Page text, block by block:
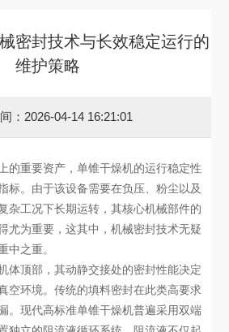
密封技术与长效稳定运行的
维护策略
：2026-04-14 16:21:01
的重要资产，单锥干燥机的运行稳定性
标。由于该设备需要在负压、粉尘以及
杂工况下长期运转，其核心机械部件的
尤为重要，这其中，机械密封技术无疑
中之重。
体顶部，其动静交接处的密封性能决定
空环境。传统的填料密封在此类高要求
。现代高标准单锥干燥机普遍采用双端